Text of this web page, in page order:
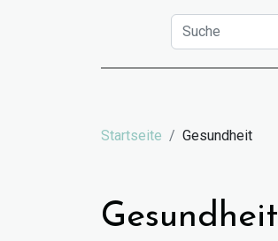
Startseite Gesundheit
Gesundheit